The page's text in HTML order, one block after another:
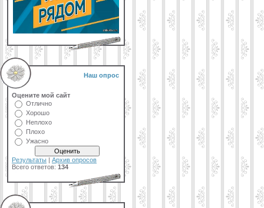
Наш опрос
Оцените мой сайт
Отлично
Хорошо
Неплохо
Плохо
Ужасно
Результаты | Архив опросов
Всего ответов: 134